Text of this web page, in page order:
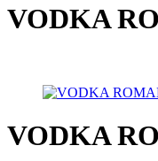
VODKA
VODKA